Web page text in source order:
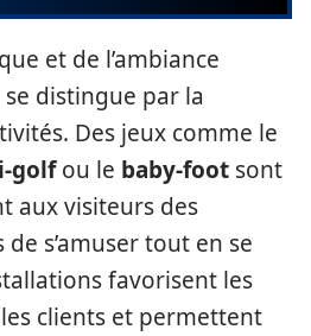
et de l’ambiance
se distingue par la
Des jeux comme le
golfou le baby-foot sont
aux visiteurs des
s’amuser tout en se
favorisent les
clients et permettent